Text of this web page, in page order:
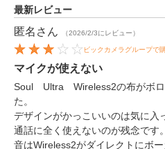
最新レビュー
匿名 さん （2026/2/3にレビュー）
ビックカメラグループで
マイクが使えない
Soul Ultra Wireless2の布がボロ
た。
デザインがかっこいいのは気に入
通話に全く使えないのが残念です
音はWireless2がダイレクトにボ